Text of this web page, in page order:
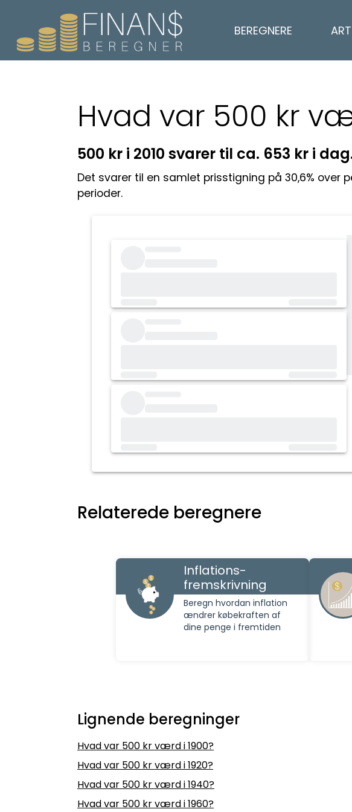
BEREGNERE
Hvad var 500 kr
500 kr i 2010 svarer til ca. 653 kr i
Det svarer til en samlet prisstigning på 30,6% over
perioder.
Relaterede beregnere
Inflations-
fremskrivning
Beregn hvordan inflation
ændrer købekraften af
dine penge i fremtiden
Lignende beregninger
Hvad var 500 kr værd i 1900?
Hvad var 500 kr værd i 1920?
Hvad var 500 kr værd i 1940?
Hvad var 500 kr værd i 1960?